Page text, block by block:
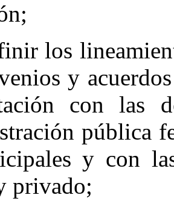
los
y
con las
pública
y con
privado;